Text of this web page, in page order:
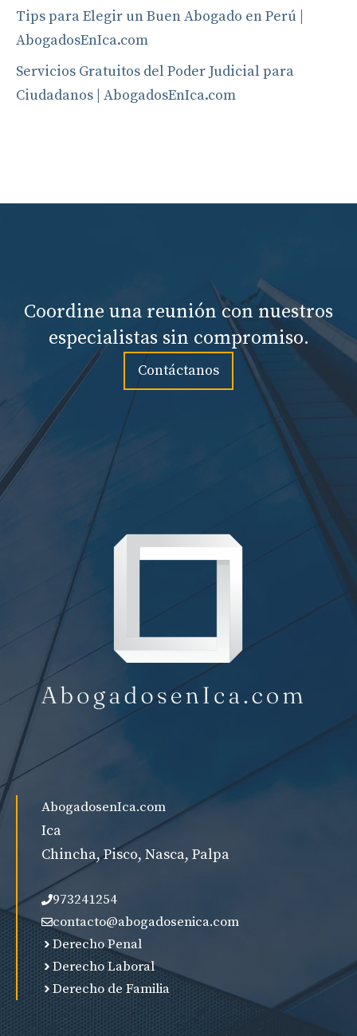
Tips para Elegir un Buen Abogado en Perú |
AbogadosEnIca.com
Servicios Gratuitos del Poder Judicial para
Ciudadanos | AbogadosEnIca.com
Coordine una reunión con nuestros
especialistas sin compromiso.
Contáctanos
AbogadosenIca.com
Ica
Chincha, Pisco, Nasca, Palpa
973241254
contacto@abogadosenica.com
Derecho Penal
Derecho Laboral
Derecho de Familia